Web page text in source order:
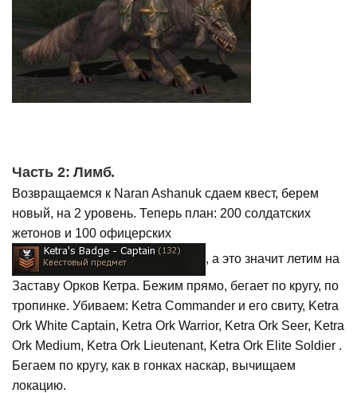
Часть 2: Лимб.
Возвращаемся к Naran Ashanuk сдаем квест, берем
новый, на 2 уровень. Теперь план: 200 солдатских
жетонов и 100 офицерских
, а это значит летим на
Заставу Орков Кетра. Бежим прямо, бегает по кругу, по
тропинке. Убиваем: Ketra Commander и его свиту, Ketra
Ork White Captain, Ketra Ork Warrior, Ketra Ork Seer, Ketra
Ork Medium, Ketra Ork Lieutenant, Ketra Ork Elite Soldier .
Бегаем по кругу, как в гонках наскар, вычищаем
локацию.